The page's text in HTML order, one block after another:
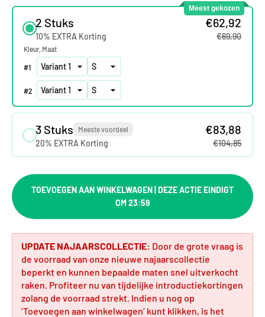
Meest gekozen
2 Stuks
10% EXTRA Korting
€62,92
€69,90
Kleur Maat
#1
#2
3 Stuks Meeste voordeel
20% EXTRA Korting
€83,88
€104,85
TOEVOEGEN AAN WINKELWAGEN | DEZE ACTIE EINDIGT
OM 23:59
UPDATE NAJAARSCOLLECTIE: Door de grote vraag is
de voorraad van onze nieuwe najaarscollectie
beperkt en kunnen bepaalde maten snel uitverkocht
raken. Profiteer nu van tijdelijke introductiekortingen
zolang de voorraad strekt. Indien u nog op
‘Toevoegen aan winkelwagen’ kunt klikken, is het